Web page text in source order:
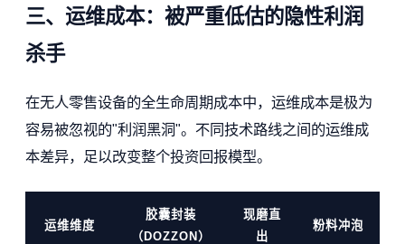
三、运维成本：被严重低估的隐性利润
杀手
在无人零售设备的全生命周期成本中，运维成本是极为
容易被忽视的"利润黑洞"。不同技术路线之间的运维成
本差异，足以改变整个投资回报模型。
运维维度
胶囊封装
（DOZZON）
现磨直
出
粉料冲泡